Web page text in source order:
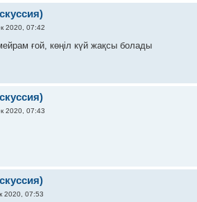
2020, 07:42
ғой, көңіл күй жақсы болады
2020, 07:43
2020, 07:53